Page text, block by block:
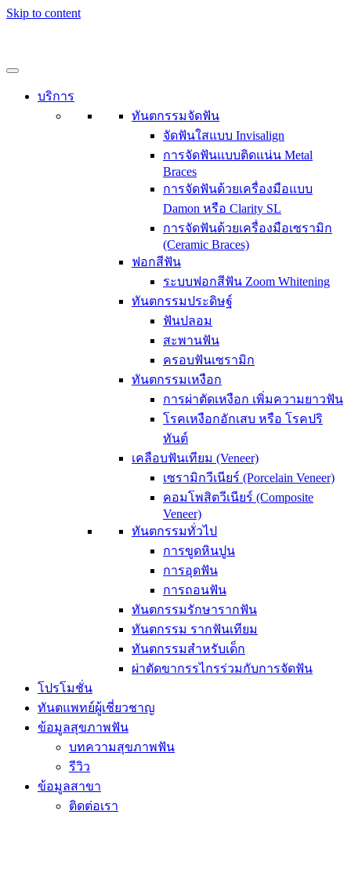
Skip to content
บริการ
ทันตกรรมจัดฟัน
จัดฟันใสแบบ Invisalign
การจัดฟันแบบติดแน่น Metal
Braces
การจัดฟันด้วยเครื่องมือแบบ
Damon หรือ Clarity SL
การจัดฟันด้วยเครื่องมือเซรามิก
(Ceramic Braces)
ฟอกสีฟัน
ระบบฟอกสีฟัน Zoom Whitening
ทันตกรรมประดิษฐ์
ฟันปลอม
สะพานฟัน
ครอบฟันเซรามิก
ทันตกรรมเหงือก
การผ่าตัดเหงือก เพิ่มความยาวฟัน
โรคเหงือกอักเสบ หรือ โรคปริ
ทันต์
เคลือบฟันเทียม (Veneer)
เซรามิกวีเนียร์ (Porcelain Veneer)
คอมโพสิตวีเนียร์ (Composite
Veneer)
ทันตกรรมทั่วไป
การขูดหินปูน
การอุดฟัน
การถอนฟัน
ทันตกรรมรักษารากฟัน
ทันตกรรม รากฟันเทียม
ทันตกรรมสำหรับเด็ก
ผ่าตัดขากรรไกรร่วมกับการจัดฟัน
โปรโมชั่น
ทันตแพทย์ผู้เชี่ยวชาญ
ข้อมูลสุขภาพฟัน
บทความสุขภาพฟัน
รีวิว
ข้อมูลสาขา
ติดต่อเรา